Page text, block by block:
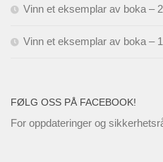
Vinn et eksemplar av boka –
Vinn et eksemplar av boka –
FØLG OSS PÅ FACEBOOK!
For oppdateringer og